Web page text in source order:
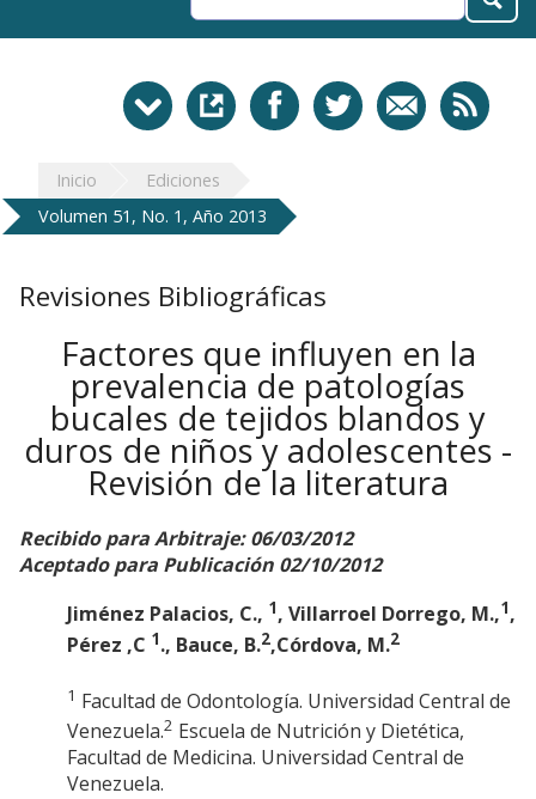
Inicio
Ediciones
Volumen 51, No. 1, Año 2013
Revisiones Bibliográficas
Factores que influyen en la
prevalencia de patologías
bucales de tejidos blandos y
duros de niños y adolescentes -
Revisión de la literatura
Recibido para Arbitraje: 06/03/2012
Aceptado para Publicación 02/10/2012
Jiménez Palacios, C., 1, Villarroel Dorrego, M.,1,
Pérez ,C 1., Bauce, B.2,Córdova, M.2
1 Facultad de Odontología. Universidad Central de
Venezuela.2 Escuela de Nutrición y Dietética,
Facultad de Medicina. Universidad Central de
Venezuela.